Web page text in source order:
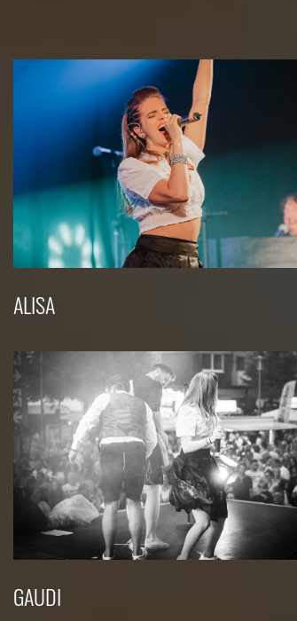
ALISA
GAUDI